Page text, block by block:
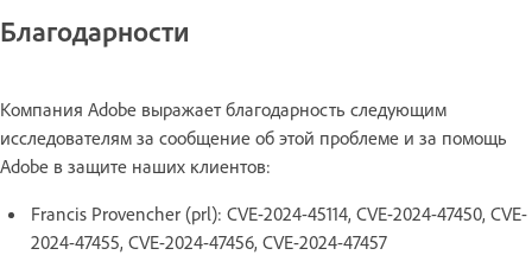
Благодарности
Компания Adobe выражает благодарность следующим
исследователям за сообщение об этой проблеме и за помощь
Adobe в защите наших клиентов:
Francis Provencher (prl): CVE-2024-45114, CVE-2024-47450, CVE-
2024-47455, CVE-2024-47456, CVE-2024-47457